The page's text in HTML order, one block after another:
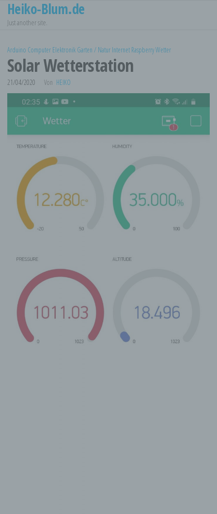
Zum
Inhalt
Heiko-Blum.de
Just another site.
Arduino Computer Elektronik Garten / Natur Internet RaspberryWetter
Solar Wetterstation
21/04/2020 Von HEIKO